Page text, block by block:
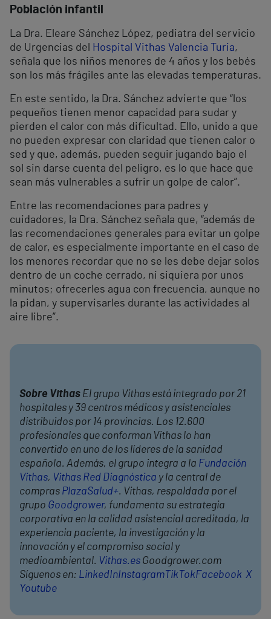
Población infantil
La Dra. Eleare Sánchez López, pediatra del servicio
de Urgencias del
Hospital Vithas Valencia Turia,
señala que los niños menores de 4 años y los bebés
son los más frágiles ante las elevadas temperaturas.
En este sentido, la Dra. Sánchez advierte que “los
pequeños tienen menor capacidad para sudar y
pierden el calor con más dificultad. Ello, unido a que
no pueden expresar con claridad que tienen calor o
sed y que, además, pueden seguir jugando bajo el
sol sin darse cuenta del peligro, es lo que hace que
sean más vulnerables a sufrir un golpe de calor”.
Entre las recomendaciones para padres y
cuidadores, la Dra. Sánchez señala que, “además de
las recomendaciones generales para evitar un golpe
de calor, es especialmente importante en el caso de
los menores recordar que no se les debe dejar solos
dentro de un coche cerrado, ni siquiera por unos
minutos; ofrecerles agua con frecuencia, aunque no
la pidan, y supervisarles durante las actividades al
aire libre”.
Sobre Vithas El grupo Vithas está integrado por 21
hospitales y 39 centros médicos y asistenciales
distribuidos por 14 provincias. Los 12.600
profesionales que conforman Vithas lo han
convertido en uno de los líderes de la sanidad
española. Además, el grupo integra a la Fundación
Vithas, Vithas Red Diagnóstica y la central de
compras PlazaSalud+. Vithas, respaldada por el
grupo Goodgrower, fundamenta su estrategia
corporativa en la calidad asistencial acreditada, la
experiencia paciente, la investigación y la
innovación y el compromiso social y
medioambiental. Vithas.es Goodgrower.com
Síguenos en: LinkedInInstagram TikTokFacebook X
Youtube